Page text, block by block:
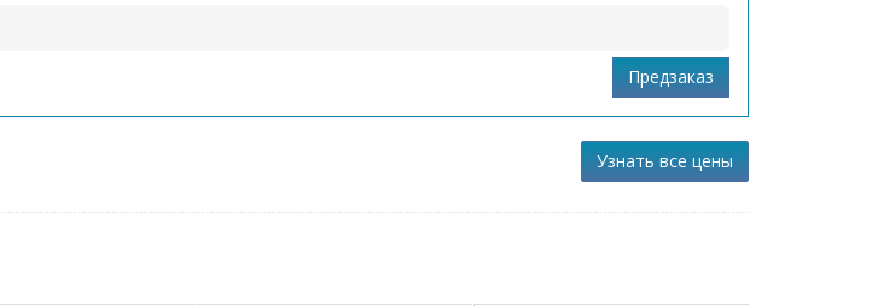
Узнать все цены